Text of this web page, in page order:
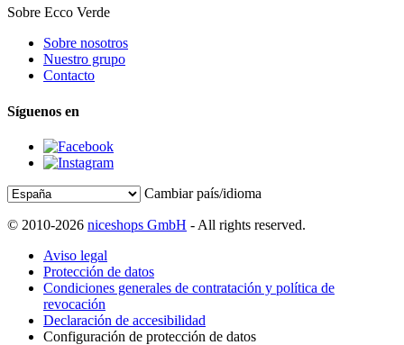
Sobre Ecco Verde
Sobre nosotros
Nuestro grupo
Contacto
Síguenos en
Cambiar país/idioma
© 2010-2026 niceshops GmbH - All rights reserved.
Aviso legal
Protección de datos
Condiciones generales de contratación y política de
revocación
Declaración de accesibilidad
Configuración de protección de datos